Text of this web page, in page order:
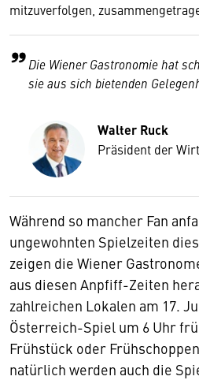
mitzuverfolgen,
Die Wiener Gastronomie hat
sie aus sich bietenden
Walter Ruck
Präsident der
Während so mancher Fan
ungewohnten Spielzeiten
zeigen die Wiener
aus diesen Anpfiff-Zeiten
zahlreichen Lokalen am 17.
Österreich-Spiel um 6 Uhr
Frühstück oder
natürlich werden auch die